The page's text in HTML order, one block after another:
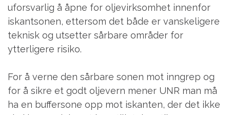
uforsvarlig å åpne for oljevirksomhet innenfor
iskantsonen, ettersom det både er vanskeligere
teknisk og utsetter sårbare områder for
ytterligere risiko.
For å verne den sårbare sonen mot inngrep og
for å sikre et godt oljevern mener UNR man må
ha en buffersone opp mot iskanten, der det ikke